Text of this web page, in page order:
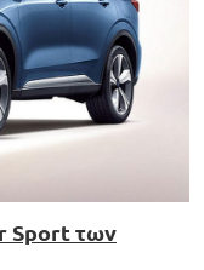
Sport των